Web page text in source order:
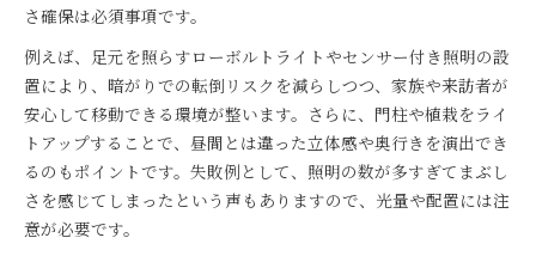
外構照明に適した光色とデザインの選び方
外構照明の配置で高級感を演出するテクニック
外構照明で家族や来客を温かく迎える工夫
外構を美しく彩る夜間照明の楽しみ方
外構照明で夜の庭を美しく彩るアイデア集
外構照明と植栽の組み合わせで魅力を引き出す
外構照明を使ったアプローチの演出方法
さ確保は必須事項です。
例えば、足元を照らすローボルトライトやセンサー付き照明の設
置により、暗がりでの転倒リスクを減らしつつ、家族や来訪者が
安心して移動できる環境が整います。さらに、門柱や植栽をライ
トアップすることで、昼間とは違った立体感や奥行きを演出でき
るのもポイントです。失敗例として、照明の数が多すぎてまぶし
さを感じてしまったという声もありますので、光量や配置には注
意が必要です。